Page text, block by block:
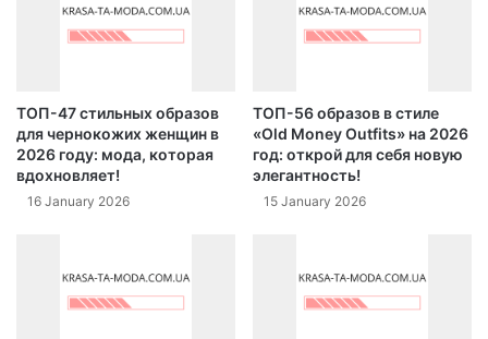
ТОП-47 стильных образов
для чернокожих женщин в
2026 году: мода, которая
вдохновляет!
16 January 2026
ТОП-56 образов в стиле
«Old Money Outfits» на 2026
год: открой для себя новую
элегантность!
15 January 2026